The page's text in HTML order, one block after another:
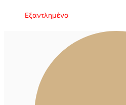
Εξαντλημένο